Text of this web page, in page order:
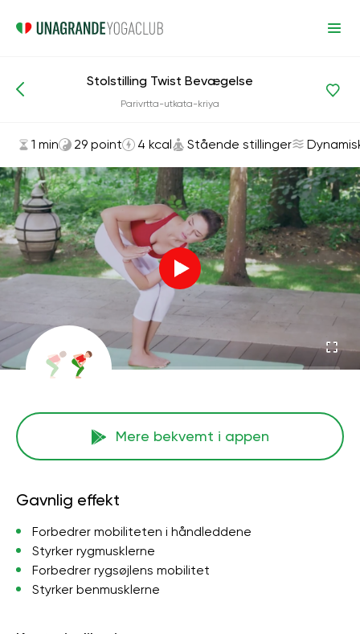
Asanas og øvelser Stående stillinger
Stolstilling Twist Bevægelse
Parivrtta-utkata-kriya
1 min 29 point 4 kcal Stående stillinger
Mere bekvemt i appen
Gavnlig effekt
Forbedrer mobiliteten i håndleddene
Styrker rygmusklerne
Forbedrer rygsøjlens mobilitet
Styrker benmusklerne